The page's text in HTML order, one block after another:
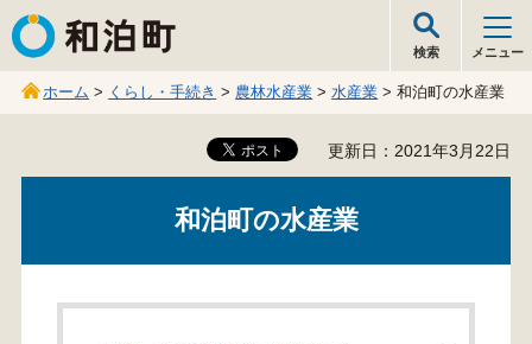
和泊町
検索 メニュー
ホーム > くらし・手続き > 農林水産業 >水産業 > 和泊町の水産業
更新日：2021年3月22日
和泊町の水産業